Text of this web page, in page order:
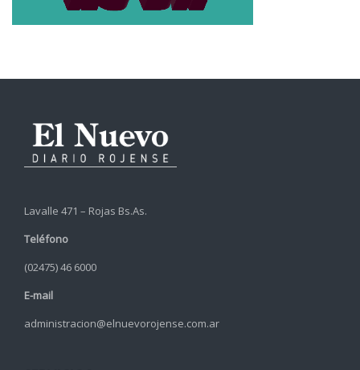
Lavalle 471 – Rojas Bs.As.
Teléfono
(02475) 46 6000
E-mail
administracion@elnuevorojense.com.ar